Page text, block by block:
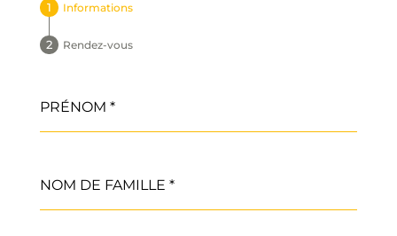
Informations
Rendez-vous
PRÉNOM *
NOM DE FAMILLE *